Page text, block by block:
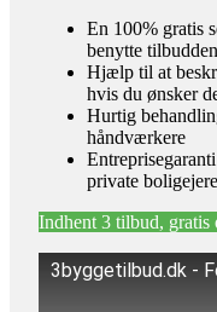
En 100% gratis
benytte
Hjælp til at
hvis du ønsker
Hurtig
håndværkere
private boligejere
Indhent 3 tilbud, gratis
3byggetilbud.dk -